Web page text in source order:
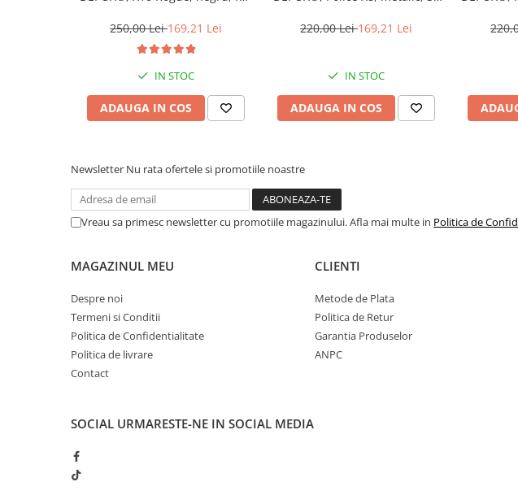
250,00 Lei169,21 Lei
IN STOC
ADAUGA IN COS
220,00 Lei169,21 Lei
IN STOC
ADAUGA IN COS
Newsletter Nu rata ofertele si promotiile noastre
Vreau sa primesc newsletter cu promotiile magazinului. Afla mai multe in Politica de
MAGAZINUL MEU
Despre noi
Termeni si Conditii
Politica de Confidentialitate
Politica de livrare
Contact
CLIENTI
Metode de Plata
Politica de Retur
Garantia Produselor
ANPC
SOCIAL URMARESTE-NE IN SOCIAL MEDIA